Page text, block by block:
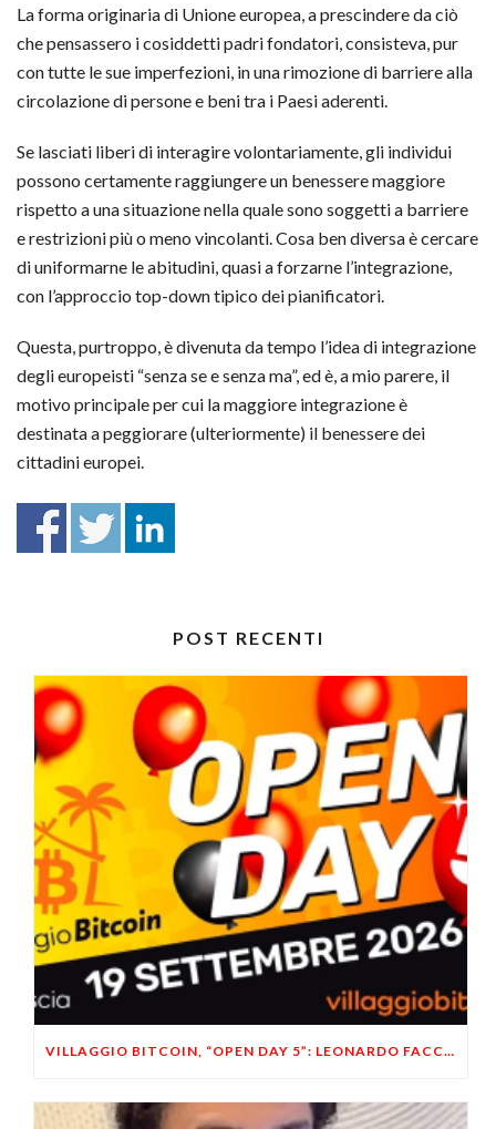
La forma originaria di Unione europea, a prescindere da ciò
che pensassero i cosiddetti padri fondatori, consisteva, pur
con tutte le sue imperfezioni, in una rimozione di barriere alla
circolazione di persone e beni tra i Paesi aderenti.
Se lasciati liberi di interagire volontariamente, gli individui
possono certamente raggiungere un benessere maggiore
rispetto a una situazione nella quale sono soggetti a barriere
e restrizioni più o meno vincolanti. Cosa ben diversa è cercare
di uniformarne le abitudini, quasi a forzarne l’integrazione,
con l’approccio top-down tipico dei pianificatori.
Questa, purtroppo, è divenuta da tempo l’idea di integrazione
degli europeisti “senza se e senza ma”, ed è, a mio parere, il
motivo principale per cui la maggiore integrazione è
destinata a peggiorare (ulteriormente) il benessere dei
cittadini europei.
POST RECENTI
VILLAGGIO BITCOIN, “OPEN DAY 5”: LEONARDO FACCO OSPITE A BRESCIA